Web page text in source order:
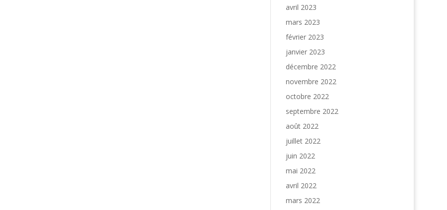
avril 2023
mars 2023
février 2023
janvier 2023
décembre 2022
novembre 2022
octobre 2022
septembre 2022
août 2022
juillet 2022
juin 2022
mai 2022
avril 2022
mars 2022